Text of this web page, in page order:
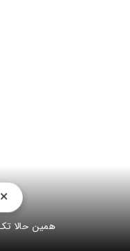
همین حالا